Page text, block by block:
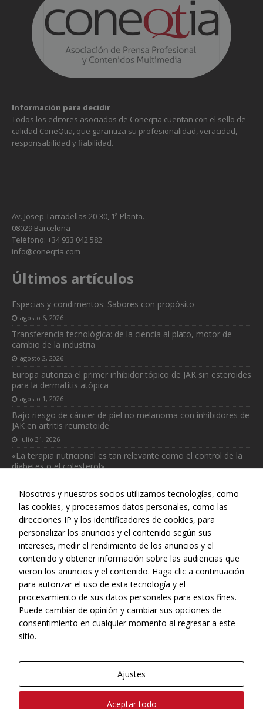
Información para decidir
Todos los editores asociados de Coneqtia cuentan con el sello de
calidad ConeQtia, que garantiza su profesionalidad, veracidad,
responsabilidad y fiabilidad.
Av. Josep Tarradellas 20-30, 1ª Planta.
08029 Barcelona
Teléfono: +34 933 042 582
info@coneqtia.com
Últimos artículos
Especias y condimentos: Sabores con propósito
agosto 6, 2026
Transferencia tecnológica: de la ciencia al plato, motor de
cambio de la industria
agosto 2, 2026
Europa autoriza el primer inhibidor tópico de JAK sin esteroides
para la dermatitis atópica
agosto 1, 2026
Bajo riesgo de cáncer de piel no melanoma con inhibidores de
JAK en artritis reumatoide
julio 31, 2026
«La terapia nutricional es tan relevante como el control de la
diabetes o el colesterol»
Web realizada con el patrocinio del Centro Español de Derechos
Reprográficos
Nosotros y nuestros socios utilizamos tecnologías, como
las cookies, y procesamos datos personales, como las
direcciones IP y los identificadores de cookies, para
personalizar los anuncios y el contenido según sus
intereses, medir el rendimiento de los anuncios y el
contenido y obtener información sobre las audiencias que
vieron los anuncios y el contenido. Haga clic a continuación
para autorizar el uso de esta tecnología y el
procesamiento de sus datos personales para estos fines.
Puede cambiar de opinión y cambiar sus opciones de
consentimiento en cualquier momento al regresar a este
sitio.
Ajustes
Aceptar todo
Necesarias
Estas
Son
necesarias
para que
funcione la
web.
Estadísticas
Para que
podamos
de la web, en
se usa la web.